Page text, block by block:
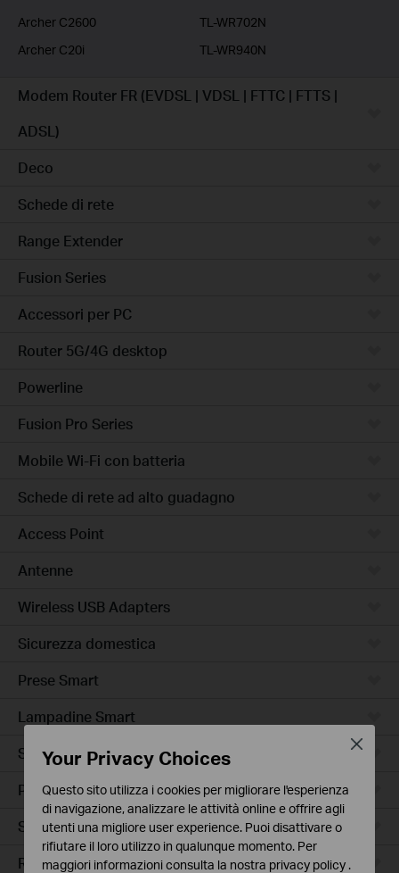
Archer C2600
TL-WR702N
Archer C20i
TL-WR940N
Modem Router FR (EVDSL | VDSL | FTTC | FTTS |
ADSL)
Deco
Schede di rete
Range Extender
Fusion Series
Accessori per PC
Router 5G/4G desktop
Powerline
Fusion Pro Series
Mobile Wi-Fi con batteria
Schede di rete ad alto guadagno
Access Point
Antenne
Wireless USB Adapters
Sicurezza domestica
Prese Smart
Lampadine Smart
Sensori Smart
Prese Smart Extender
Smart Hub
Robot Aspirapolvere
Your Privacy Choices
Questo sito utilizza i cookies per migliorare l'esperienza
di navigazione, analizzare le attività online e offrire agli
utenti una migliore user experience. Puoi disattivare o
rifiutare il loro utilizzo in qualunque momento. Per
maggiori informazioni consulta la nostra privacy policy .
Close